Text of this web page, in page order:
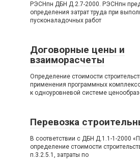
РЭСНпн ДБН Д.2.7-2000. РЭСНпн
определения затрат труда при
пусконаладочных работ
Договорные цены и
взаиморасчеты
Определение стоимости
применения программных
к одноуровневой системе
Перевозка
В соответствии с ДБН Д.1.1-1-2000
определение стоимости
п.3.2.5.1, затраты по